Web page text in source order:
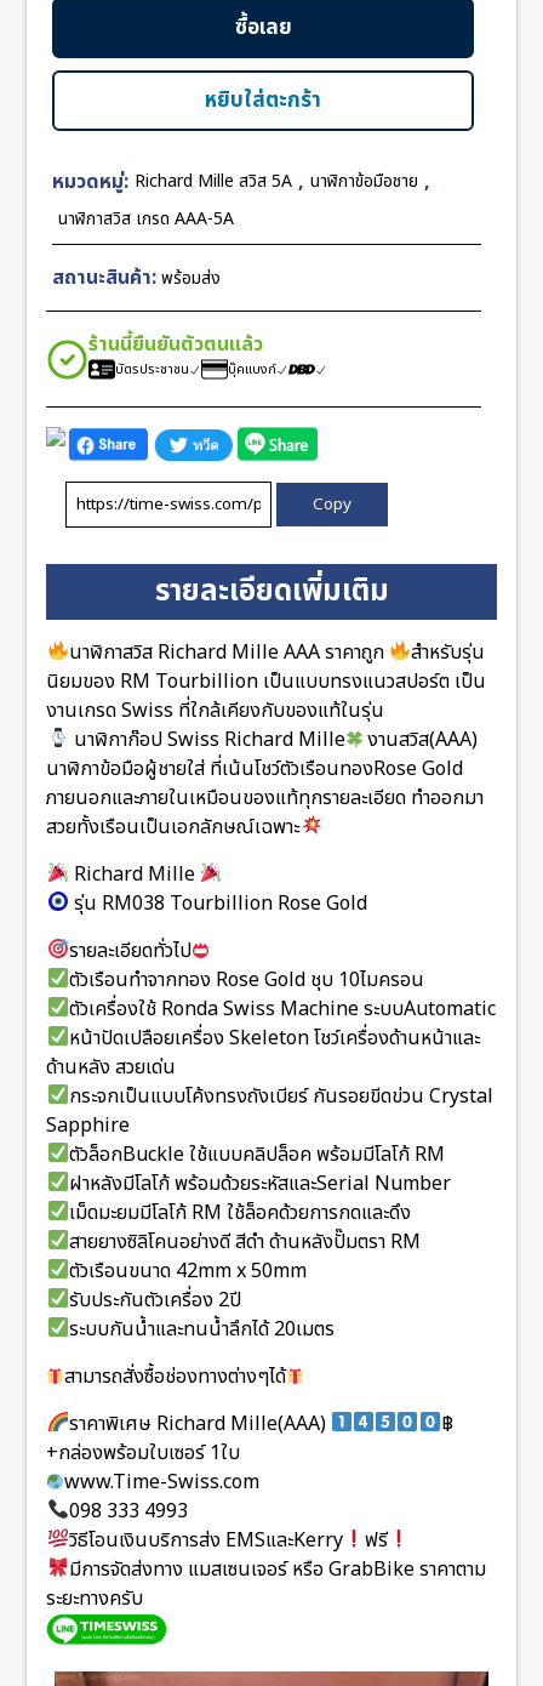
Mille
Tourbillion
Gold
Rubber
42mm
Swiss
ชิ้น
หยิบใส่ตะกร้า
ซื้อเลย
หมวดหมู่: Richard Mille สวิส 5A , นาฬิกาข้อมือชาย ,
นาฬิกาสวิส เกรด AAA-5A
สถานะสินค้า:พร้อมส่ง
ร้านนี้ยืนยันตัวตนแล้ว
บัตรประชาชน บุ๊คแบงก์
Copy
รายละเอียดเพิ่มเติม
นาฬิกาสวิส Richard Mille AAA ราคาถูก
สำหรับรุ่น
นิยมของ RM Tourbillion เป็นแบบทรงแนวสปอร์ต เป็น
งานเกรด Swiss ที่ใกล้เคียงกับของแท้ในรุ่น
นาฬิกาก๊อป Swiss Richard Mille
งานสวิส(AAA)
นาฬิกาข้อมือผู้ชายใส่ ที่เน้นโชว์ตัวเรือนทองRose Gold
ภายนอกและภายในเหมือนของแท้ทุกรายละเอียด ทำออกมา
สวยทั้งเรือนเป็นเอกลักษณ์เฉพาะ
Richard Mille
รุ่น RM038 Tourbillion Rose Gold
รายละเอียดทั่วไป
ตัวเรือนทำจากทอง Rose Gold ชุบ 10ไมครอน
ตัวเครื่องใช้ Ronda Swiss Machine ระบบAutomatic
หน้าปัดเปลือยเครื่อง Skeleton โชว์เครื่องด้านหน้าและ
ด้านหลัง สวยเด่น
กระจกเป็นแบบโค้งทรงถังเบียร์ กันรอยขีดข่วน Crystal
Sapphire
ตัวล็อกBuckle ใช้แบบคลิปล็อค พร้อมมีโลโก้ RM
ฝาหลังมีโลโก้ พร้อมด้วยระหัสและSerial Number
เม็ดมะยมมีโลโก้ RM ใช้ล็อคด้วยการกดและดึง
สายยางซิลิโคนอย่างดี สีดำ ด้านหลังปั๊มตรา RM
ตัวเรือนขนาด 42mm x 50mm
รับประกันตัวเครื่อง 2ปี
ระบบกันน้ำและทนน้ำลึกได้ 20เมตร
สามารถสั่งซื้อช่องทางต่างๆได้
ราคาพิเศษ Richard Mille(AAA)
฿
+กล่องพร้อมใบเซอร์ 1ใบ
www.Time-Swiss.com
098 333 4993
วิธีโอนเงินบริการส่ง EMSและKerry
ฟรี
มีการจัดส่งทาง แมสเซนเจอร์ หรือ GrabBike ราคาตาม
ระยะทางครับ